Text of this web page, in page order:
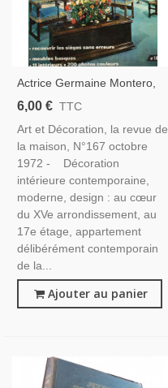
Actrice Germaine Montero,
Maison Ted Lapidus, Sièges
Yves Ruhlmann - Art Et
Décoration N°167 1972
6,00 € TTC
Art et Décoration, la revue de
la maison, N°167 octobre
1972 - Décoration
intérieure contemporaine,
moderne, design : au cœur
du XVe arrondissement, au
17e étage, appartement
délibérément contemporain
de la...
Ajouter au panier